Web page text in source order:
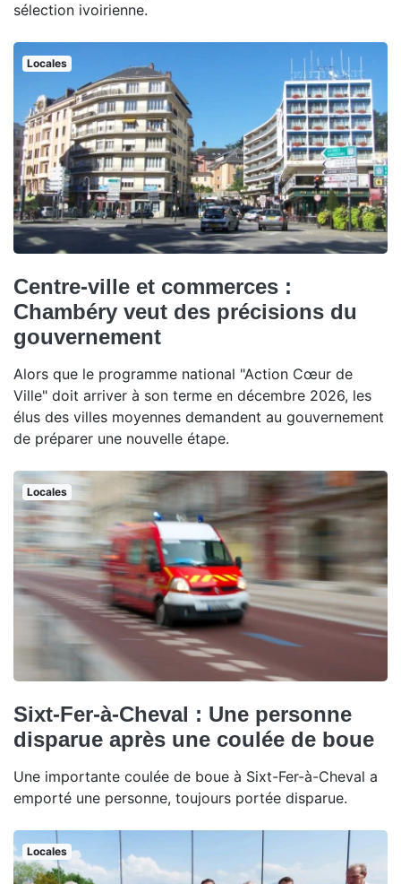
sélection ivoirienne.
Locales
Centre-ville et commerces :
Chambéry veut des précisions du
gouvernement
Alors que le programme national "Action Cœur de
Ville" doit arriver à son terme en décembre 2026, les
élus des villes moyennes demandent au gouvernement
de préparer une nouvelle étape.
Locales
Sixt-Fer-à-Cheval : Une personne
disparue après une coulée de boue
Une importante coulée de boue à Sixt-Fer-à-Cheval a
emporté une personne, toujours portée disparue.
Locales